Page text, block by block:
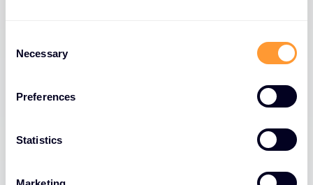
Necessary
Preferences
Statistics